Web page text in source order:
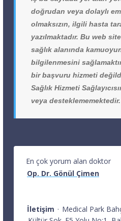
doğrudan veya dolaylı
olmaksızın, ilgili hasta
yazılmaktadır. Bu web
sağlık alanında
bilgilenmesini
bir başvuru hizmeti
Sağlık Hizmeti
veya desteklememektedir.
En çok yorum alan doktor
Op. Dr. Gönül Çimen
İletişim · Medical Park